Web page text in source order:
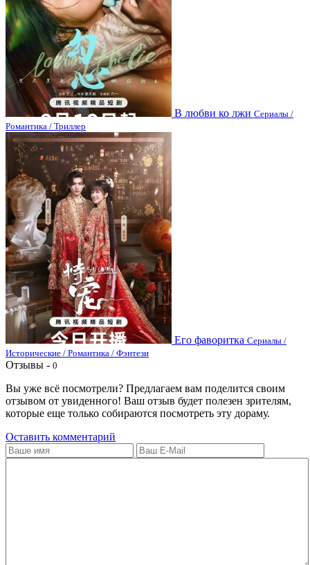
В любви ко лжи Сериалы /
Романтика / Триллер
Его фаворитка Сериалы /
Исторические / Романтика / Фэнтези
Отзывы - 0
Вы уже всё посмотрели? Предлагаем вам поделится своим
отзывом от увиденного! Ваш отзыв будет полезен зрителям,
которые еще только собираются посмотреть эту дораму.
Оставить комментарий